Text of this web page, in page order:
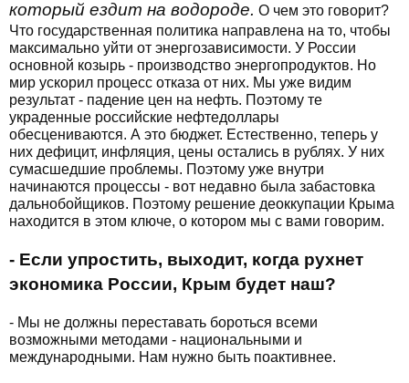
который ездит на водороде. О чем это говорит?
Что государственная политика направлена на то, чтобы
максимально уйти от энергозависимости. У России
основной козырь - производство энергопродуктов. Но
мир ускорил процесс отказа от них. Мы уже видим
результат - падение цен на нефть. Поэтому те
украденные российские нефтедоллары
обесцениваются. А это бюджет. Естественно, теперь у
них дефицит, инфляция, цены остались в рублях. У них
сумасшедшие проблемы. Поэтому уже внутри
начинаются процессы - вот недавно была забастовка
дальнобойщиков. Поэтому решение деоккупации Крыма
находится в этом ключе, о котором мы с вами говорим.
- Если упростить, выходит, когда рухнет
экономика России, Крым будет наш?
- Мы не должны переставать бороться всеми
возможными методами - национальными и
международными. Нам нужно быть поактивнее.